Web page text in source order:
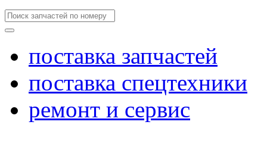
поставка запчастей
поставка спецтехники
ремонт и сервис